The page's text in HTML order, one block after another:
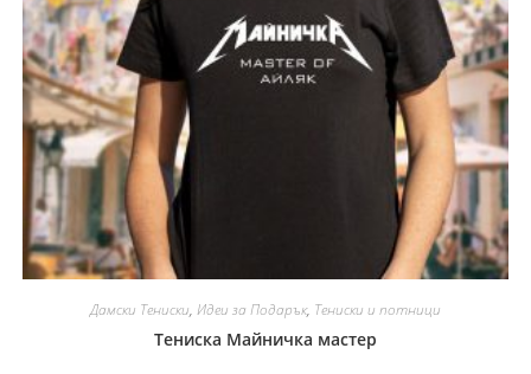
Дамски Тениски, Идеи за Подарък, Тениски и потници
Тениска Майничка мастер